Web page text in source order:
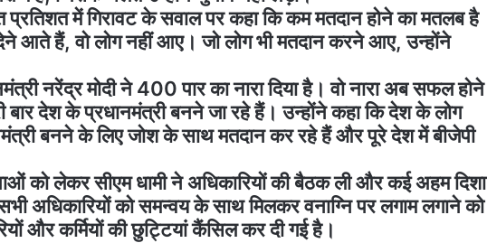
प्रतिशत में गिरावट के सवाल पर कहा कि कम मतदान होने का मतलब है
आते हैं, वो लोग नहीं आए। जो लोग भी मतदान करने आए, उन्होंने
नरेंद्र मोदी ने 400 पार का नारा दिया है। वो नारा अब सफल होने
बार देश के प्रधानमंत्री बनने जा रहे हैं। उन्होंने कहा कि देश के लोग
बनने के लिए जोश के साथ मतदान कर रहे हैं और पूरे देश में बीजेपी
को लेकर सीएम धामी ने अधिकारियों की बैठक ली और कई अहम दिशा
अधिकारियों को समन्वय के साथ मिलकर वनाग्नि पर लगाम लगाने को
और कर्मियों की छुट्टियां कैंसिल कर दी गई है।